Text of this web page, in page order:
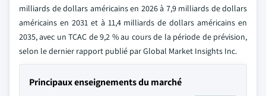
milliards de dollars américains en 2026 à 7,9 milliards de dollars
américains en 2031 et à 11,4 milliards de dollars américains en
2035, avec un TCAC de 9,2 % au cours de la période de prévision,
selon le dernier rapport publié par Global Market Insights Inc.
Principaux enseignements du marché